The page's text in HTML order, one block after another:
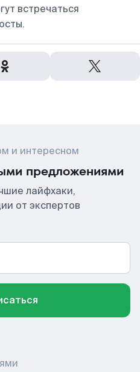
встречаться
и интересном
предложениями
лайфхаки,
от экспертов